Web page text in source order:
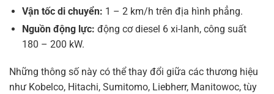
Vận tốc di chuyển: 1 – 2 km/h trên địa hình phẳng.
Nguồn động lực: động cơ diesel 6 xi-lanh, công suất
180 – 200 kW.
Những thông số này có thể thay đổi giữa các thương hiệu
như Kobelco, Hitachi, Sumitomo, Liebherr, Manitowoc, tùy